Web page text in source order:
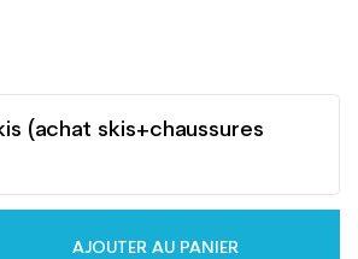
(achat skis+chaussures
AJOUTER AU PANIER